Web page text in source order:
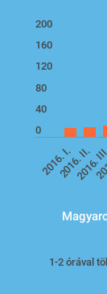
200
160
120
80
40
0
2016. I.
2016. II.
1-2 órával